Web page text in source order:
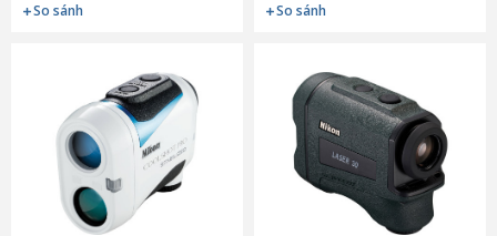
So sánh So sánh